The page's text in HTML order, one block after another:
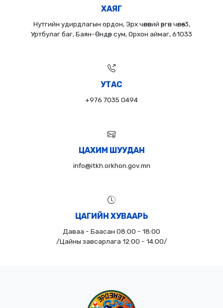
ХАЯГ
Нутгийн удирдлагын ордон, Эрх чөлөөний өргөн чөлөө-3,
Уртбулаг баг, Баян-Өндөр сум, Орхон аймаг, 61033
УТАС
+976 7035 0494
ЦАХИМ ШУУДАН
info@itkh.orkhon.gov.mn
ЦАГИЙН ХУВААРЬ
Даваа - Баасан 08:00 - 18:00
/Цайны завсарлага 12:00 - 14:00/